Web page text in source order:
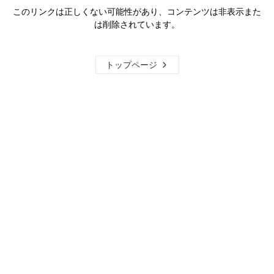
このリンクは正しくない可能性があり、コンテンツは非表示また
は削除されています。
トップページ